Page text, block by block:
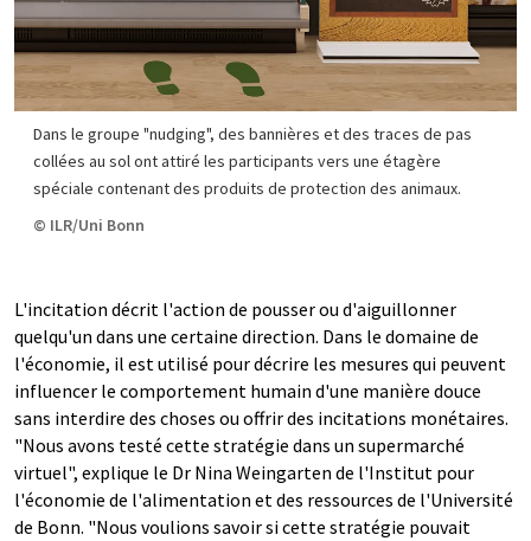
Dans le groupe "nudging", des bannières et des traces de pas
collées au sol ont attiré les participants vers une étagère
spéciale contenant des produits de protection des animaux.
© ILR/Uni Bonn
L'incitation décrit l'action de pousser ou d'aiguillonner
quelqu'un dans une certaine direction. Dans le domaine de
l'économie, il est utilisé pour décrire les mesures qui peuvent
influencer le comportement humain d'une manière douce
sans interdire des choses ou offrir des incitations monétaires.
"Nous avons testé cette stratégie dans un supermarché
virtuel", explique le Dr Nina Weingarten de l'Institut pour
l'économie de l'alimentation et des ressources de l'Université
de Bonn. "Nous voulions savoir si cette stratégie pouvait